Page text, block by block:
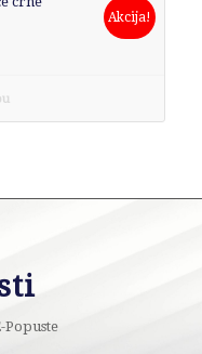
Akcija!
Popuste